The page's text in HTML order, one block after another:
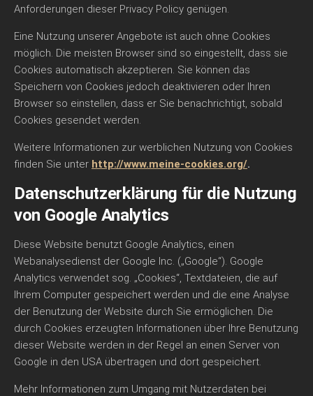
Anforderungen dieser Privacy Policy genügen.
Eine Nutzung unserer Angebote ist auch ohne Cookies
möglich. Die meisten Browser sind so eingestellt, dass sie
Cookies automatisch akzeptieren. Sie können das
Speichern von Cookies jedoch deaktivieren oder Ihren
Browser so einstellen, dass er Sie benachrichtigt, sobald
Cookies gesendet werden.
Weitere Informationen zur werblichen Nutzung von Cookies
finden Sie unter http://www.meine-cookies.org/.
Datenschutzerklärung für die Nutzung
von Google Analytics
Diese Website benutzt Google Analytics, einen
Webanalysedienst der Google Inc. („Google“). Google
Analytics verwendet sog. „Cookies“, Textdateien, die auf
Ihrem Computer gespeichert werden und die eine Analyse
der Benutzung der Website durch Sie ermöglichen. Die
durch Cookies erzeugten Informationen über Ihre Benutzung
dieser Website werden in der Regel an einen Server von
Google in den USA übertragen und dort gespeichert.
Mehr Informationen zum Umgang mit Nutzerdaten bei